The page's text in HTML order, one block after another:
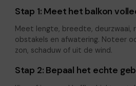
Stap 1: Meet het balkon
Meet lengte, breedte, deurzwaai,
obstakels en afwatering. Noteer
zon, schaduw of uit de wind.
Stap 2: Bepaal het echte